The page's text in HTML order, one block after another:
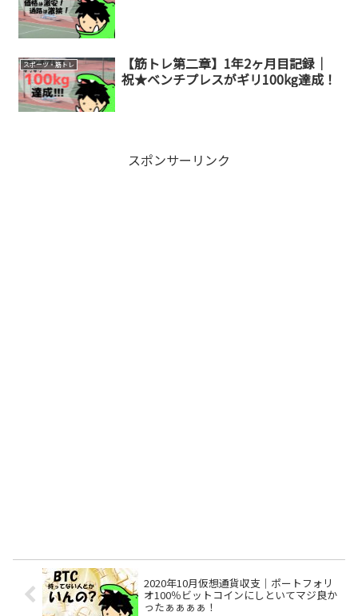
スポーツ・筋トレ
【筋トレ第二章】1年2ヶ月目記録｜
祝★ベンチプレスがギリ100kg達成！
スポンサーリンク
2020年10月仮想通貨収支｜ポートフォリ
オ100％ビットコインにしといてマジ良か
ったぁぁぁぁ！